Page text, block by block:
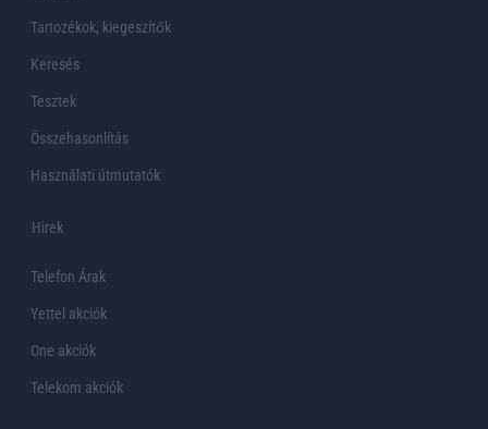
Tartozékok, kiegeszítők
Keresés
Tesztek
Összehasonlítás
Használati útmutatók
Hirek
Telefon Árak
Yettel akciók
One akciók
Telekom akciók